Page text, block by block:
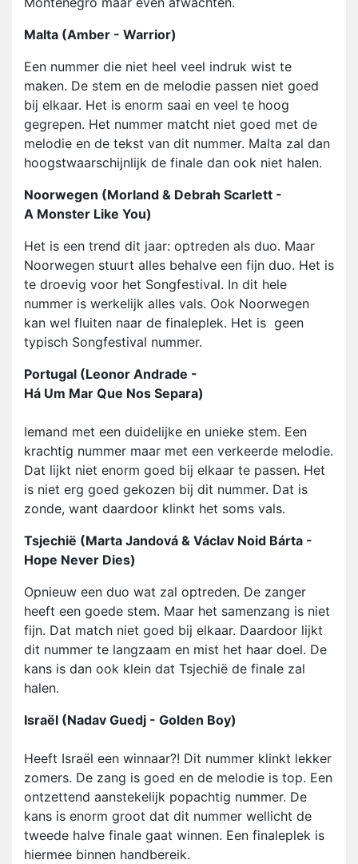
Malta (Amber - Warrior)
Een nummer die niet heel veel indruk wist te
maken. De stem en de melodie passen niet goed
bij elkaar. Het is enorm saai en veel te hoog
gegrepen. Het nummer matcht niet goed met de
melodie en de tekst van dit nummer. Malta zal dan
hoogstwaarschijnlijk de finale dan ook niet halen.
Noorwegen (Morland & Debrah Scarlett -
A Monster Like You)
Het is een trend dit jaar: optreden als duo. Maar
Noorwegen stuurt alles behalve een fijn duo. Het is
te droevig voor het Songfestival. In dit hele
nummer is werkelijk alles vals. Ook Noorwegen
kan wel fluiten naar de finaleplek. Het is geen
typisch Songfestival nummer.
Portugal (Leonor Andrade -
Há Um Mar Que Nos Separa)
Iemand met een duidelijke en unieke stem. Een
krachtig nummer maar met een verkeerde melodie.
Dat lijkt niet enorm goed bij elkaar te passen. Het
is niet erg goed gekozen bij dit nummer. Dat is
zonde, want daardoor klinkt het soms vals.
Tsjechië (Marta Jandová & Václav Noid Bárta -
Hope Never Dies)
Opnieuw een duo wat zal optreden. De zanger
heeft een goede stem. Maar het samenzang is niet
fijn. Dat match niet goed bij elkaar. Daardoor lijkt
dit nummer te langzaam en mist het haar doel. De
kans is dan ook klein dat Tsjechië de finale zal
halen.
Israël (Nadav Guedj - Golden Boy)
Heeft Israël een winnaar?! Dit nummer klinkt lekker
zomers. De zang is goed en de melodie is top. Een
ontzettend aanstekelijk popachtig nummer. De
kans is enorm groot dat dit nummer wellicht de
tweede halve finale gaat winnen. Een finaleplek is
hiermee binnen handbereik.